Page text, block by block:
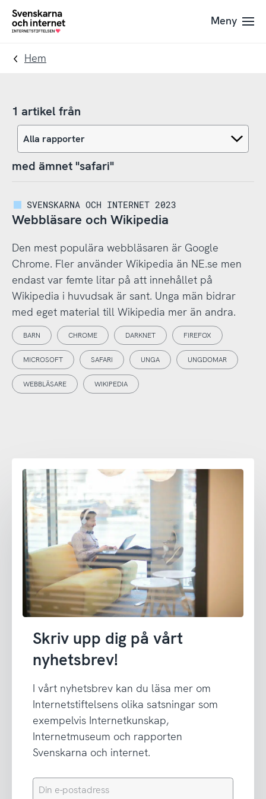
Till
navigation
Till
innehåll
To
Meny
Hem
1 artikel från
med ämnet "safari"
SVENSKARNA OCH INTERNET 2023
Webbläsare och Wikipedia
Den mest populära webbläsaren är Google
Chrome. Fler använder Wikipedia än NE.se men
endast var femte litar på att innehållet på
Wikipedia i huvudsak är sant. Unga män bidrar
med eget material till Wikipedia mer än andra.
BARN CHROME DARKNET FIREFOX
MICROSOFT SAFARI UNGA UNGDOMAR
WEBBLÄSARE WIKIPEDIA
Skriv upp dig på vårt
nyhetsbrev!
I vårt nyhetsbrev kan du läsa mer om
Internetstiftelsens olika satsningar som
exempelvis Internetkunskap,
Internetmuseum och rapporten
Svenskarna och internet.
Din
e-